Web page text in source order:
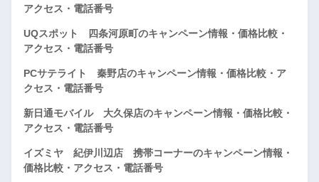
アクセス・電話番号
UQスポット 四条河原町のキャンペーン情報・価格比較・
アクセス・電話番号
PCサテライト 秦野店のキャンペーン情報・価格比較・ア
クセス・電話番号
新日通モバイル 大久保店のキャンペーン情報・価格比較・
アクセス・電話番号
イズミヤ 紀伊川辺店 携帯コーナーのキャンペーン情報・
価格比較・アクセス・電話番号